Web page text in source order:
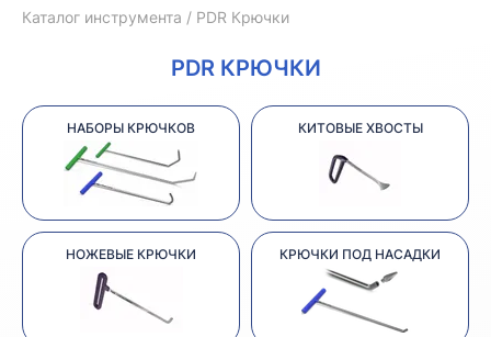
Каталог инструмента PDR Крючки
PDR КРЮЧКИ
НАБОРЫ КРЮЧКОВ КИТОВЫЕ ХВОСТЫ
НОЖЕВЫЕ КРЮЧКИ КРЮЧКИ ПОД НАСАДКИ